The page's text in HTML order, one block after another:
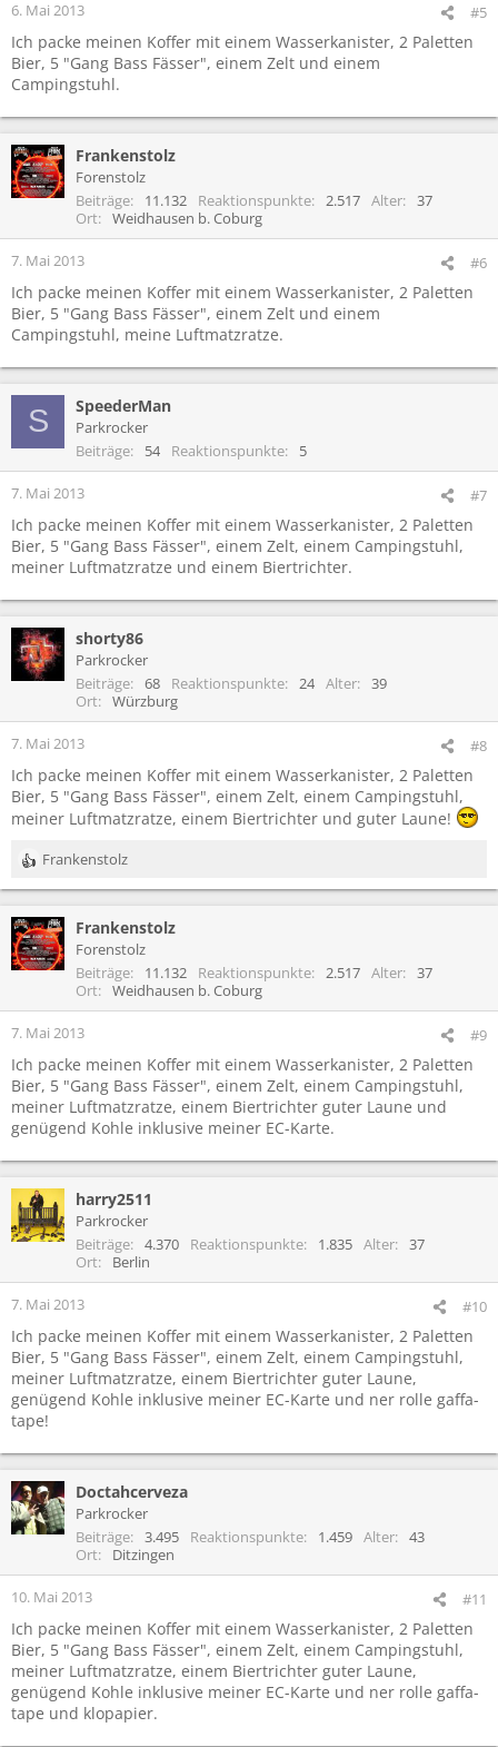
6. Mai 2013 #5
Ich packe meinen Koffer mit einem Wasserkanister, 2 Paletten
Bier, 5 "Gang Bass Fässer", einem Zelt und einem
Campingstuhl.
Frankenstolz
Forenstolz
Beiträge
11.132 Reaktionspunkte 2.517 Alter
37
Ort
Weidhausen b. Coburg
7. Mai 2013 #6
Ich packe meinen Koffer mit einem Wasserkanister, 2 Paletten
Bier, 5 "Gang Bass Fässer", einem Zelt und einem
Campingstuhl, meine Luftmatzratze.
S SpeederMan
Parkrocker
Beiträge
54 Reaktionspunkte 5
7. Mai 2013 #7
Ich packe meinen Koffer mit einem Wasserkanister, 2 Paletten
Bier, 5 "Gang Bass Fässer", einem Zelt, einem Campingstuhl,
meiner Luftmatzratze und einem Biertrichter.
shorty86
Parkrocker
Beiträge
68 Reaktionspunkte 24 Alter
39
Ort
Würzburg
7. Mai 2013 #8
Ich packe meinen Koffer mit einem Wasserkanister, 2 Paletten
Bier, 5 "Gang Bass Fässer", einem Zelt, einem Campingstuhl,
meiner Luftmatzratze, einem Biertrichter und guter Laune!
R
e
k
t
i
n
:
Frankenstolz
Frankenstolz
Forenstolz
Beiträge
11.132 Reaktionspunkte 2.517 Alter
37
Ort
Weidhausen b. Coburg
7. Mai 2013 #9
Ich packe meinen Koffer mit einem Wasserkanister, 2 Paletten
Bier, 5 "Gang Bass Fässer", einem Zelt, einem Campingstuhl,
meiner Luftmatzratze, einem Biertrichter guter Laune und
genügend Kohle inklusive meiner EC-Karte.
harry2511
Parkrocker
Beiträge
4.370 Reaktionspunkte 1.835 Alter
37
Ort
Berlin
7. Mai 2013 #10
Ich packe meinen Koffer mit einem Wasserkanister, 2 Paletten
Bier, 5 "Gang Bass Fässer", einem Zelt, einem Campingstuhl,
meiner Luftmatzratze, einem Biertrichter guter Laune,
genügend Kohle inklusive meiner EC-Karte und ner rolle gaffa-
tape!
Doctahcerveza
Parkrocker
Beiträge
3.495 Reaktionspunkte 1.459 Alter
43
Ort
Ditzingen
10. Mai 2013 #11
Ich packe meinen Koffer mit einem Wasserkanister, 2 Paletten
Bier, 5 "Gang Bass Fässer", einem Zelt, einem Campingstuhl,
meiner Luftmatzratze, einem Biertrichter guter Laune,
genügend Kohle inklusive meiner EC-Karte und ner rolle gaffa-
tape und klopapier.